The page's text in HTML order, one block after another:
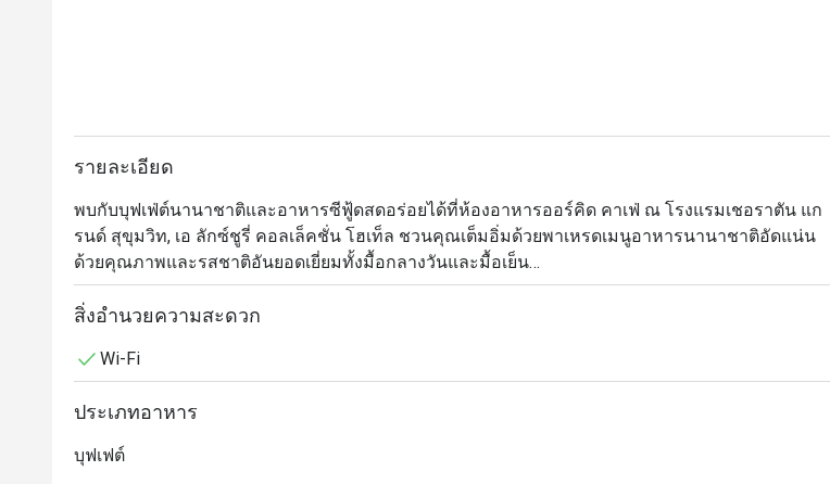
รายละเอียด
พบกับบุฟเฟ่ต์นานาชาติและอาหารซีฟู้ดสดอร่อยได้ที่ห้องอาหารออร์คิด คาเฟ่ ณ โรงแรมเชอราตัน แก
รนด์ สุขุมวิท, เอ ลักซ์ชูรี่ คอลเล็คชั่น โฮเท็ล ชวนคุณเต็มอิ่มด้วยพาเหรดเมนูอาหารนานาชาติอัดแน่น
ด้วยคุณภาพและรสชาติอันยอดเยี่ยมทั้งมื้อกลางวันและมื้อเย็น
เหล่าคนรักบุฟเฟ่ต์ไม่ควรพลาดกับอาหารทะเลสดใหม่ มุมอาหารอิตาเลียนและแอนติปาสติ อาหารไทย
หลากหลาย มุมเนื้อวัวนุ่มลิ้นและเนื้อแกะอย่างดีระดับพรีเมี่ยม พร้อมของหวานหลากชนิด และบรรดา
Orchid Cafe @ Sheraton Grande Sukhumvit Hotel นำเสนอประสบการณ์บุฟเฟ่ต์อาหารนานาชาติสุดหรู
ตั้งอยู่ที่ชั้นล็อบบี้ของโรงแรม Sheraton Grande Sukhumvit เชื่อมต่อโดยตรงกับ สถานีรถไฟฟ้า BTS
สิ่งอำนวยความสะดวก
Wi-Fi
ประเภทอาหาร
บุฟเฟต์